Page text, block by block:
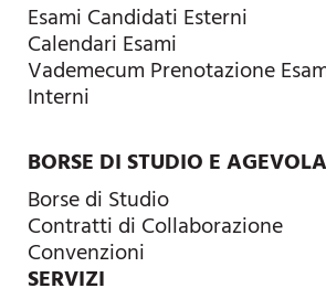
Esami Candidati Esterni
Calendari Esami
Vademecum Prenotazione
Interni
BORSE DI STUDIO E
Borse di Studio
Contratti di Collaborazione
Convenzioni
SERVIZI